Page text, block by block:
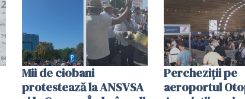
Mii de ciobani
protestează la ANSVSA
Percheziții pe
aeroportul